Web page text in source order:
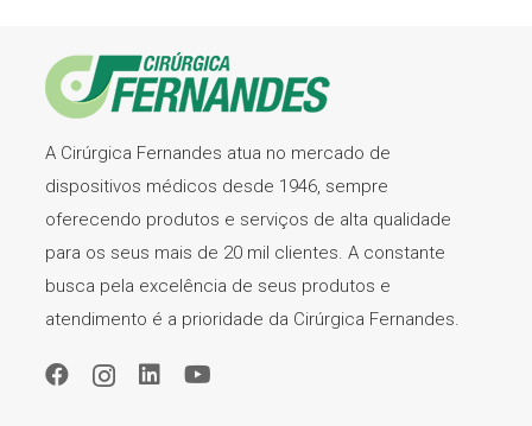
A Cirúrgica Fernandes atua no mercado de
dispositivos médicos desde 1946, sempre
oferecendo produtos e serviços de alta qualidade
para os seus mais de 20 mil clientes. A constante
busca pela excelência de seus produtos e
atendimento é a prioridade da Cirúrgica Fernandes.